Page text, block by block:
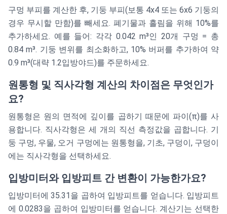
구멍 부피를 계산한 후, 기둥 부피(보통 4x4 또는 6x6 기둥의
경우 무시할 만함)를 빼세요. 폐기물과 흘림을 위해 10%를
추가하세요. 예를 들어: 각각 0.042 m³인 20개 구멍 = 총
0.84 m³. 기둥 변위를 최소화하고, 10% 버퍼를 추가하여 약
0.9 m³(대략 1.2입방야드)를 주문하세요.
원통형 및 직사각형 계산의 차이점은 무엇인가
요?
원통형은 원의 면적에 깊이를 곱하기 때문에 파이(π)를 사
용합니다. 직사각형은 세 개의 직선 측정값을 곱합니다. 기
둥 구멍, 우물, 오거 구멍에는 원통형을, 기초, 구덩이, 구덩이
에는 직사각형을 선택하세요.
입방미터와 입방피트 간 변환이 가능한가요?
입방미터에 35.31을 곱하여 입방피트를 얻습니다. 입방피트
에 0.0283을 곱하여 입방미터를 얻습니다. 계산기는 선택한